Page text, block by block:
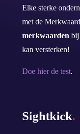
Elke sterke
met de
merkwaarden bij
kan versterken!
Doe hier de test.
Sightkick.